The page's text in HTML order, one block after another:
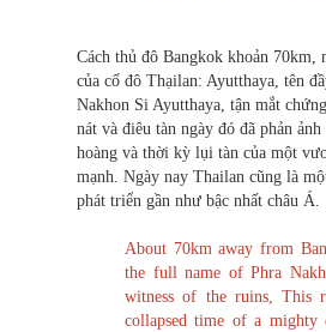
Cách thủ đô Bangkok khoản 70km,
của cố đô Thạilan: Ayutthaya, tên
Nakhon Si Ayutthaya, tận mắt
nát và điêu tàn ngày đó đã phản
hoàng và thời kỳ lụi tàn của một
mạnh. Ngày nay Thailan cũng là
phát triển gần như bậc nhất châu Á.
About 70km away from
the full name of Phra
witness of the ruins, This
collapsed time of a mighty